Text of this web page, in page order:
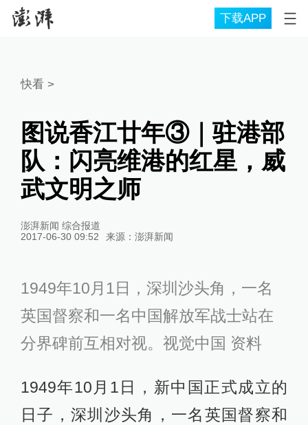
下载APP
快看>
图说香江廿年③｜驻港部
队：闪亮维港的红星，威
武文明之师
澎湃新闻 综合报道
2017-06-30 09:52
来源： 澎湃新闻
1949年10月1日，深圳沙头角，一名
英国督察和一名中国解放军战士站在
分界碑前互相对视。视觉中国 资料
1949年10月1日，新中国正式成立的
日子，深圳沙头角，一名英国督察和